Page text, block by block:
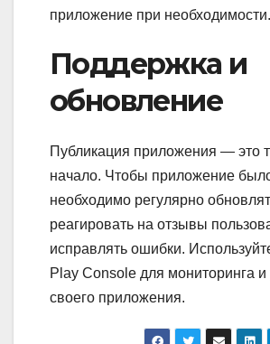
приложение при необходимости.
Поддержка и
обновление
Публикация приложения — это
начало. Чтобы приложение
необходимо регулярно
реагировать на отзывы
исправлять ошибки.
Play Console для мониторинга
своего приложения.